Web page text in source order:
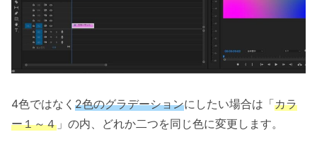
4色ではなく 2色のグラデーションにしたい場合は「カラ
ー１～４ 」の内、どれか二つを同じ色に変更します。